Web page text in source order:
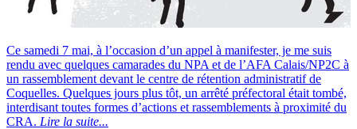
Ce samedi 7 mai, à l’occasion d’un appel à manifester, je me suis
rendu avec quelques camarades du NPA et de l’AFA Calais/NP2C à
un rassemblement devant le centre de rétention administratif de
Coquelles. Quelques jours plus tôt, un arrêté préfectoral était tombé,
interdisant toutes formes d’actions et rassemblements à proximité du
CRA. Lire la suite...